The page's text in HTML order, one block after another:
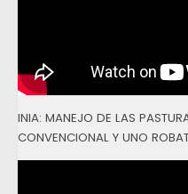
INIA: MANEJO DE LAS
CONVENCIONAL Y UNO